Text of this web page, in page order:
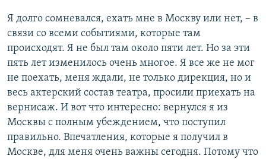
Я долго сомневался, ехать мне в Москву или нет, – в
связи со всеми событиями, которые там
происходят. Я не был там около пяти лет. Но за эти
пять лет изменилось очень многое. Я все же не мог
не поехать, меня ждали, не только дирекция, но и
весь актерский состав театра, просили приехать на
вернисаж. И вот что интересно: вернулся я из
Москвы с полным убеждением, что поступил
правильно. Впечатления, которые я получил в
Москве, для меня очень важны сегодня. Потому что